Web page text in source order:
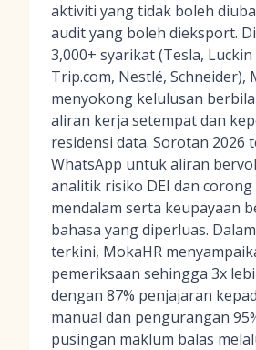
aktiviti yang tidak boleh
audit yang boleh dieksport.
3,000+ syarikat (Tesla, Luckin
Trip.com, Nestlé, Schneider),
menyokong kelulusan
aliran kerja setempat dan
residensi data. Sorotan 2026
WhatsApp untuk aliran
analitik risiko DEI dan
mendalam serta keupayaan
bahasa yang diperluas.
terkini, MokaHR
pemeriksaan sehingga 3x
dengan 87% penjajaran
manual dan pengurangan
pusingan maklum balas